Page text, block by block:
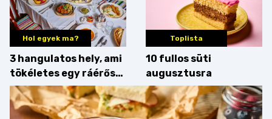
Hol egyek ma?
3 hangulatos hely, ami
tökéletes egy ráérős
hétvégi ebédhez
Toplista
10 fullos süti
augusztusra